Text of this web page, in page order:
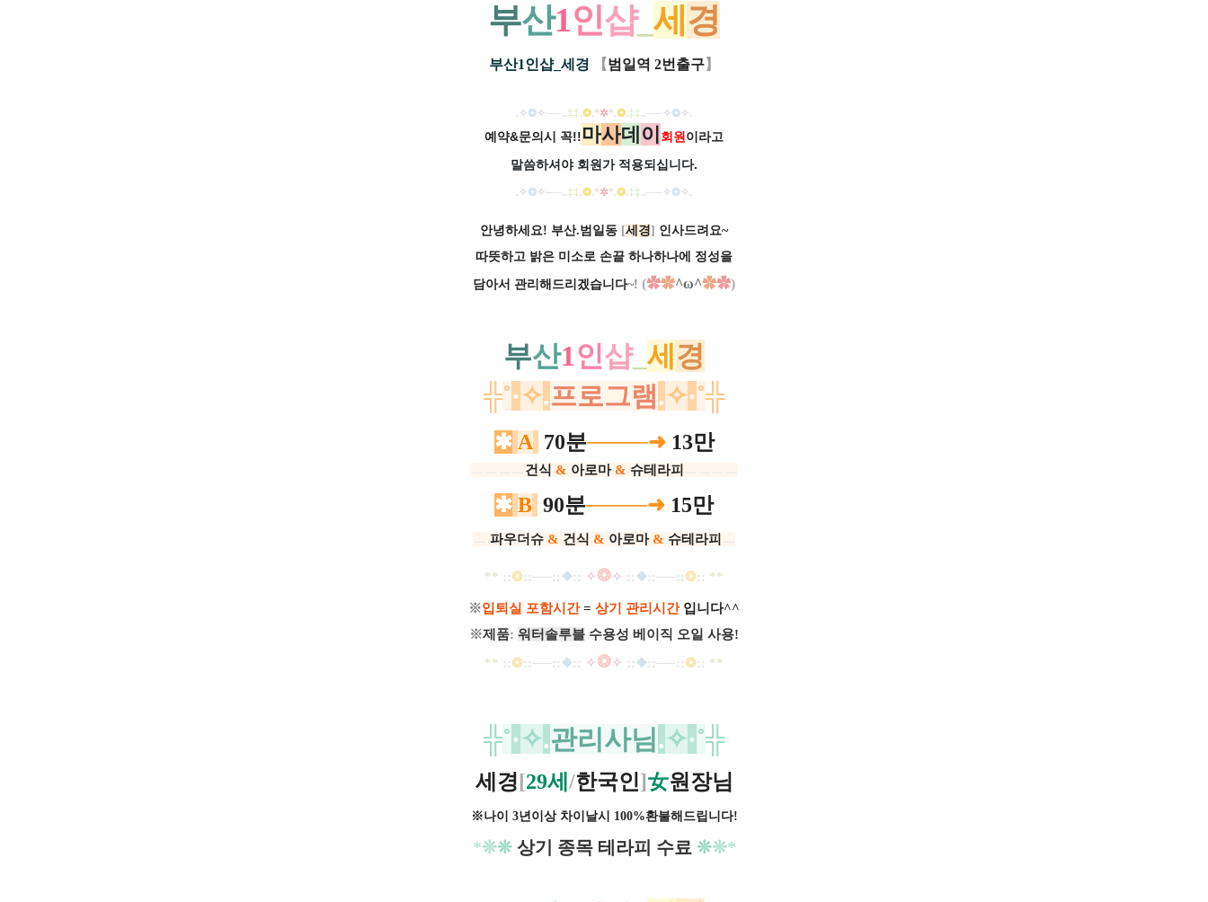
부산1인샵_ 세 경
부산1인샵_세경 【범일역 2번출구】
. ✧❂✧──..‡‡.❂.*✲*.❂.‡‡..── ✧❂✧.
예약&문의시 꼭!!마사데 이 회원 이라고
말씀하셔야 회원가 적용되십니다.
. ✧❂✧──..‡‡.❂.*✲*.❂.‡‡..── ✧❂✧.
안녕하세요! 부산.범일동 [세경] 인사드려요~
따뜻하고 밝은 미소로 손끝 하나하나에 정성을
담아서 관리해드리겠습니다~! (✿✿^ω^✿✿)
부산1인샵_ 세 경
╬˚·✧.프로그램.✧·˚╬
✱ A 70분────➜13만
​건식 & 아로마 & 슈테라피
✱ B 90분────➜ 15만
파우더슈 & 건식 & 아로마 & 슈테라피
** ::❂::──::❖:: ✧❂✧ ::❖::──::❂:: **
※입퇴실 포함시간 = 상기 관리시간입니다^^
※제품: 워터솔루블 수용성 베이직 오일 사용!
** ::❂::──::❖:: ✧❂✧ ::❖::──::❂:: **
╬˚·✧.관리사님.✧·˚╬
세경 [29세 /한국인] 女원장님
※나이 3년이상 차이날시 100%환불해드립니다!
*❊❊ 상기 종목 테라피 수료 ❊❊*